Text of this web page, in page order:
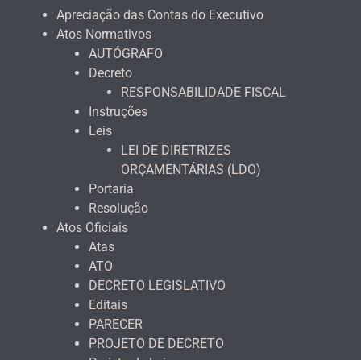
Apreciação das Contas do Executivo
Atos Normativos
AUTÓGRAFO
Decreto
RESPONSABILIDADE FISCAL
Instruções
Leis
LEI DE DIRETRIZES
ORÇAMENTÁRIAS (LDO)
Portaria
Resolução
Atos Oficiais
Atas
ATO
DECRETO LEGISLATIVO
Editais
PARECER
PROJETO DE DECRETO